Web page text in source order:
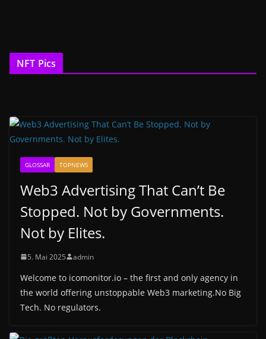
NFT Pics
GLOSSAR TOPNEWS
Web3 Advertising That Can’t Be
Stopped. Not by Governments.
Not by Elites.
5. Mai 2025 admin
Welcome to icomonitor.io – the first and only agency in
the world offering unstoppable Web3 marketing.No Big
Tech. No regulators.